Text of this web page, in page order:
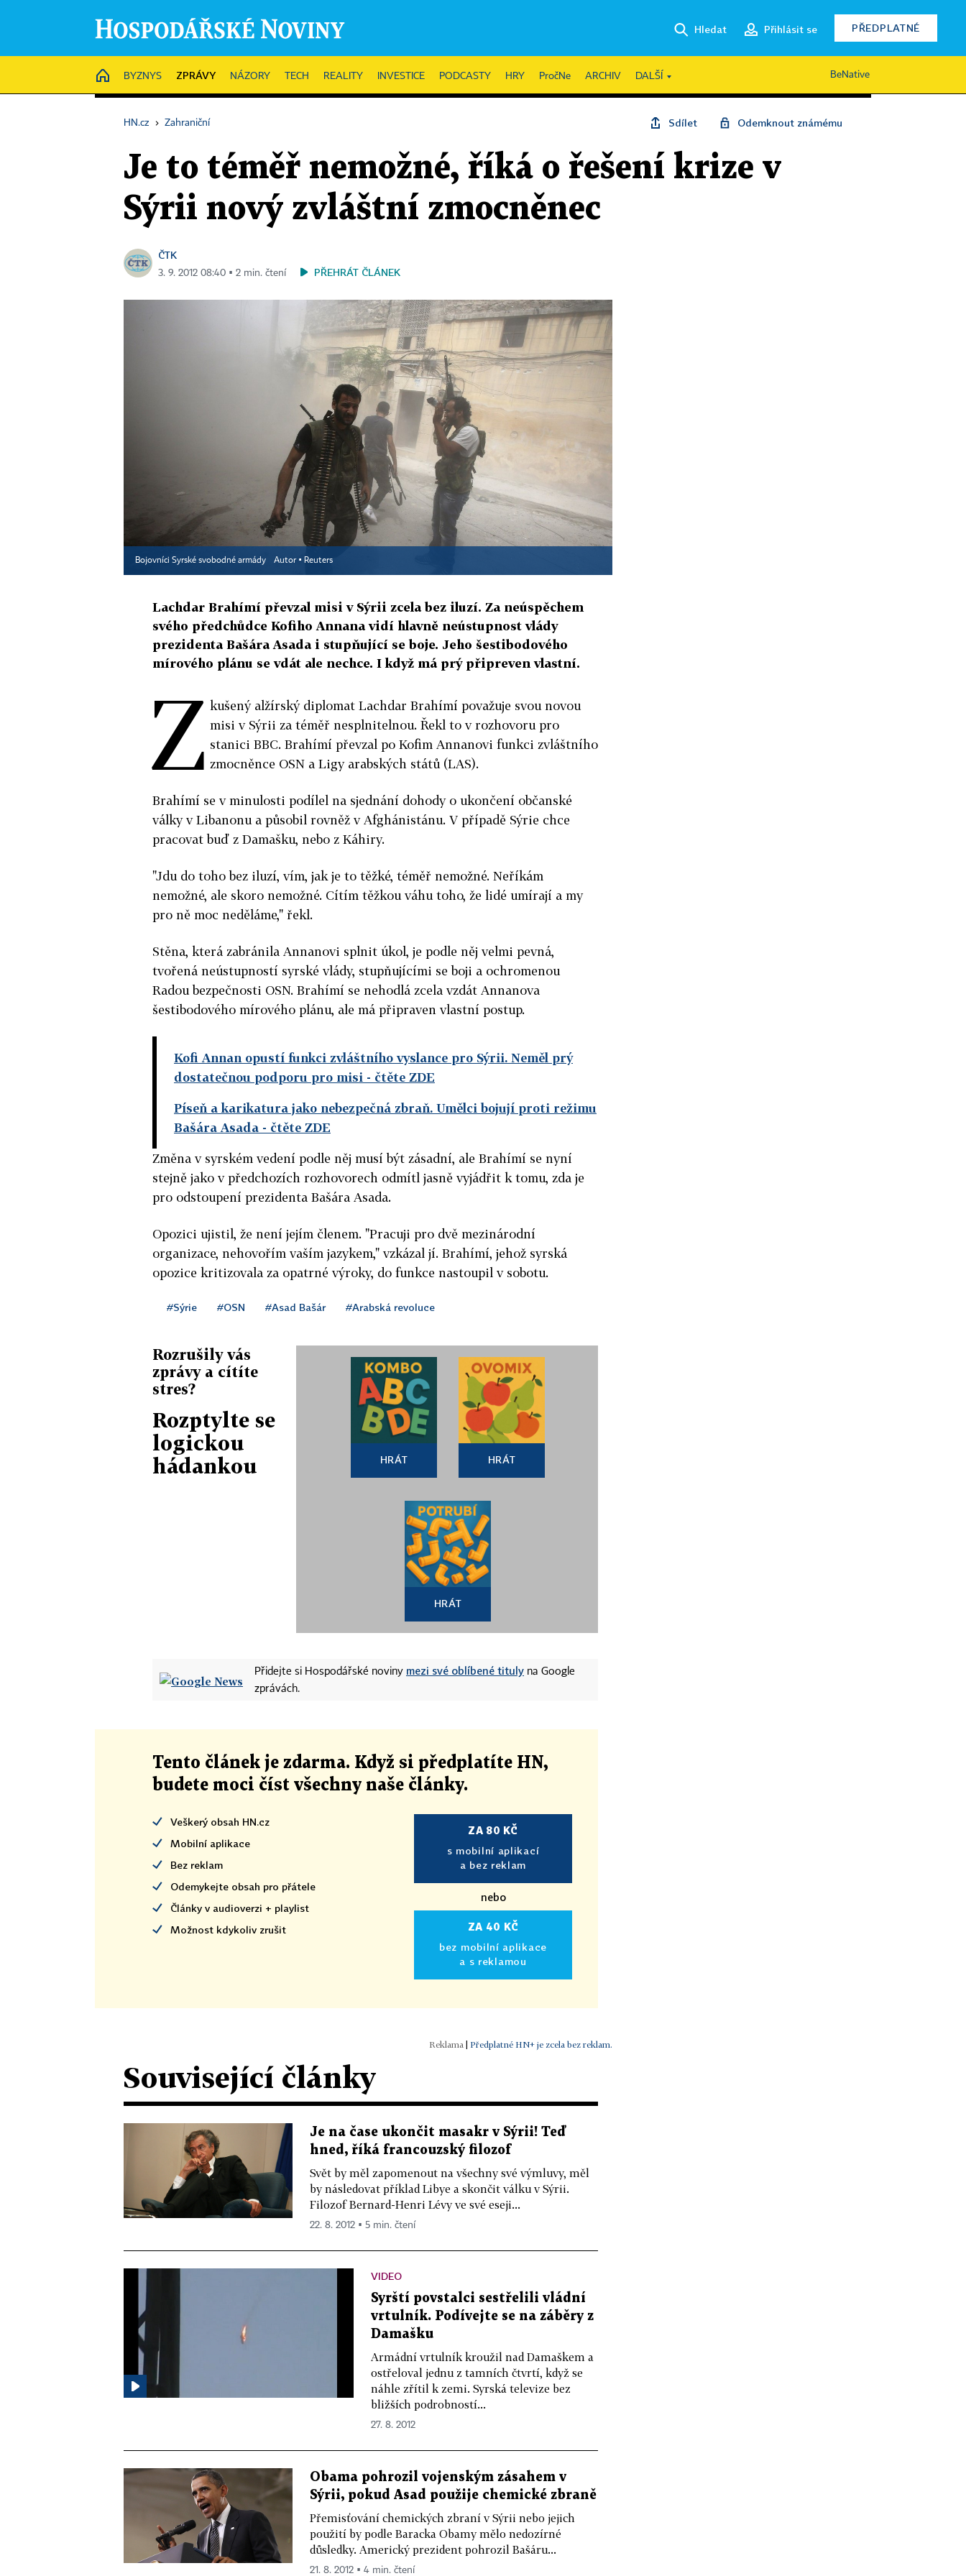
Hledat Přihlásit se PŘEDPLATNÉ
HOME
BYZNYS ZPRÁVY NÁZORY TECH REALITY INVESTICE PODCASTY HRY PročNe ARCHIV DALŠÍ BeNative
HN.cz › Zahraniční Sdílet Odemknout známému
Je to téměř nemožné, říká o řešení krize v
Sýrii nový zvláštní zmocněnec
ČTK
3. 9. 2012 08:40 ▪ 2 min. čtení PŘEHRÁT ČLÁNEK
Bojovníci Syrské svobodné armády Autor ▪ Reuters
Lachdar Brahímí převzal misi v Sýrii zcela bez iluzí. Za neúspěchem
svého předchůdce Kofiho Annana vidí hlavně neústupnost vlády
prezidenta Bašára Asada i stupňující se boje. Jeho šestibodového
mírového plánu se vdát ale nechce. I když má prý připreven vlastní.
Z kušený alžírský diplomat Lachdar Brahímí považuje svou novou
misi v Sýrii za téměř nesplnitelnou. Řekl to v rozhovoru pro
stanici BBC. Brahímí převzal po Kofim Annanovi funkci zvláštního
zmocněnce OSN a Ligy arabských států (LAS).
Brahímí se v minulosti podílel na sjednání dohody o ukončení občanské
války v Libanonu a působil rovněž v Afghánistánu. V případě Sýrie chce
pracovat buď z Damašku, nebo z Káhiry.
"Jdu do toho bez iluzí, vím, jak je to těžké, téměř nemožné. Neříkám
nemožné, ale skoro nemožné. Cítím těžkou váhu toho, že lidé umírají a my
pro ně moc neděláme," řekl.
Stěna, která zabránila Annanovi splnit úkol, je podle něj velmi pevná,
tvořená neústupností syrské vlády, stupňujícími se boji a ochromenou
Radou bezpečnosti OSN. Brahímí se nehodlá zcela vzdát Annanova
šestibodového mírového plánu, ale má připraven vlastní postup.
Kofi Annan opustí funkci zvláštního vyslance pro Sýrii. Neměl prý
dostatečnou podporu pro misi - čtěte ZDE
Píseň a karikatura jako nebezpečná zbraň. Umělci bojují proti režimu
Bašára Asada - čtěte ZDE
Změna v syrském vedení podle něj musí být zásadní, ale Brahímí se nyní
stejně jako v předchozích rozhovorech odmítl jasně vyjádřit k tomu, zda je
pro odstoupení prezidenta Bašára Asada.
Opozici ujistil, že není jejím členem. "Pracuji pro dvě mezinárodní
organizace, nehovořím vaším jazykem," vzkázal jí. Brahímí, jehož syrská
opozice kritizovala za opatrné výroky, do funkce nastoupil v sobotu.
#Sýrie #OSN #Asad Bašár #Arabská revoluce
Rozrušily vás
zprávy a cítíte
stres?
Rozptylte se
logickou
hádankou
HRÁT HRÁT
HRÁT
Přidejte si Hospodářské noviny mezi své oblíbené tituly na Google
zprávách.
Tento článek je zdarma. Když si předplatíte HN,
budete moci číst všechny naše články.
Veškerý obsah HN.cz
Mobilní aplikace
Bez reklam
Odemykejte obsah pro přátele
Články v audioverzi + playlist
Možnost kdykoliv zrušit
ZA 80 KČ
s mobilní aplikací
a bez reklam
nebo
ZA 40 KČ
bez mobilní aplikace
a s reklamou
| Předplatné HN+ je zcela bez reklam.
Související články
Je na čase ukončit masakr v Sýrii! Teď
hned, říká francouzský filozof
Svět by měl zapomenout na všechny své výmluvy, měl
by následovat příklad Libye a skončit válku v Sýrii.
Filozof Bernard-Henri Lévy ve své eseji...
22. 8. 2012 ▪ 5 min. čtení
VIDEO
Syrští povstalci sestřelili vládní
vrtulník. Podívejte se na záběry z
Damašku
Armádní vrtulník kroužil nad Damaškem a
ostřeloval jednu z tamních čtvrtí, když se
náhle zřítil k zemi. Syrská televize bez
bližších podrobností...
27. 8. 2012
Obama pohrozil vojenským zásahem v
Sýrii, pokud Asad použije chemické zbraně
Přemisťování chemických zbraní v Sýrii nebo jejich
použití by podle Baracka Obamy mělo nedozírné
důsledky. Americký prezident pohrozil Bašáru...
21. 8. 2012 ▪ 4 min. čtení